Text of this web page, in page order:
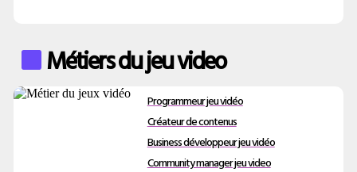
Métiers du jeu video
Programmeur jeu vidéo
Créateur de contenus
Business développeur jeu vidéo
Community manager jeu video